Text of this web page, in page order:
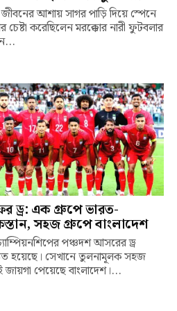
আশায় সাগর পাড়ি দিয়ে স্পেনে
চেষ্টা করেছিলেন মরক্কোর নারী ফুটবলার
ড্র: এক গ্রুপে ভারত-
সহজ গ্রুপে বাংলাদেশ
পঞ্চদশ আসরের ড্র
হয়েছে। সেখানে তুলনামূলক সহজ
জায়গা পেয়েছে বাংলাদেশ।...